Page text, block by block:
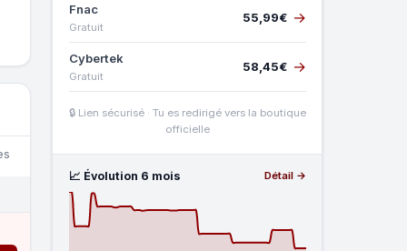
Fnac
Gratuit
55,99€ →
Cybertek
Gratuit
58,45€ →
🔒 Lien sécurisé · Tu es redirigé vers la boutique
officielle
📈 Évolution 6 mois Détail →